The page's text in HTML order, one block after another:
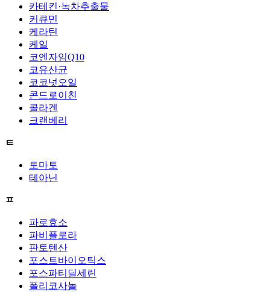
카테킨·녹차추출물
커큐민
케라틴
케일
코엔자임Q10
코유산균
코코넛오일
콘드로이친
콜라겐
크랜베리
ㅌ
토마토
테아닌
ㅍ
파로효소
파비플로라
판토텐산
포스트바이오틱스
포스파티딜세린
폴리코사놀